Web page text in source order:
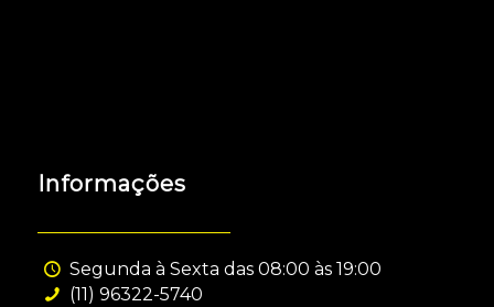
Informações
Segunda à Sexta das 08:00 às 19:00
(11) 96322-5740